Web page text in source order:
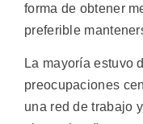
forma de obtener
preferible
La mayoría estuvo
preocupaciones
una red de trabajo